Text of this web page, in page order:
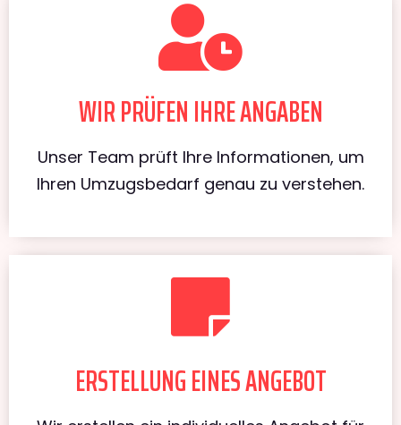
WIR PRÜFEN IHRE ANGABEN
Unser Team prüft Ihre Informationen, um
Ihren Umzugsbedarf genau zu verstehen.
ERSTELLUNG EINES ANGEBOT